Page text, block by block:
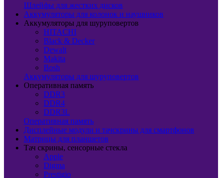
Шлейфы для жестких дисков
Аккумуляторы для колонок и наушников
Аккумуляторы для шуруповертов
HITACHI
Black & Decker
Dewalt
Makita
Bosh
Аккумуляторы для шуруповертов
Оперативная память
DDR3
DDR4
DDR3L
Оперативная память
Дисплейные модули и тачскрины для смартфонов
Матрицы для планшетов
Тач скрины, сенсорные стекла
Apple
Digma
Prestigio